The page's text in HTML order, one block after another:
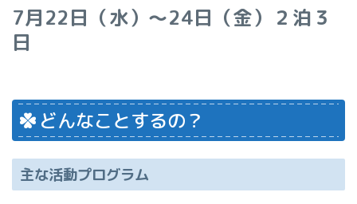
7月22日（水）～24日（金）２泊３
日
どんなことするの？
主な活動プログラム